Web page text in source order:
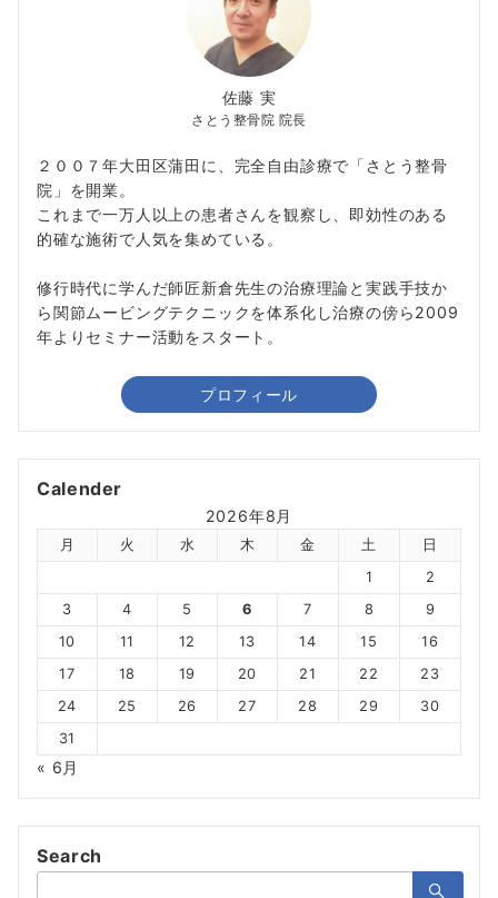
佐藤 実
さとう整骨院 院長
２００７年大田区蒲田に、完全自由診療で「さとう整骨
院」を開業。
これまで一万人以上の患者さんを観察し、即効性のある
的確な施術で人気を集めている。
修行時代に学んだ師匠新倉先生の治療理論と実践手技か
ら関節ムービングテクニックを体系化し治療の傍ら2009
年よりセミナー活動をスタート。
プロフィール
Calender
2026年8月
月 火 水 木 金 土
日
1
2
3
4 5 6 7 8
9
10
11 12 13 14 15
16
17
18 19 20 21 22
23
24
25 26 27 28 29
30
31
« 6月
Search